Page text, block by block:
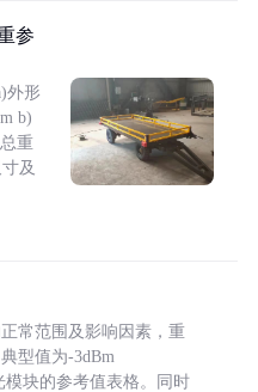
参
外形
b)
重
及
常范围及影响因素，重
型值为-3dBm
模块的参考值表格。同时